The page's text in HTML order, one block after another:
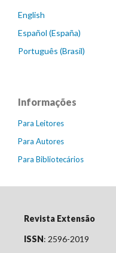
English
Español (España)
Português (Brasil)
Informações
Para Leitores
Para Autores
Para Bibliotecários
Revista Extensão
ISSN: 2596-2019